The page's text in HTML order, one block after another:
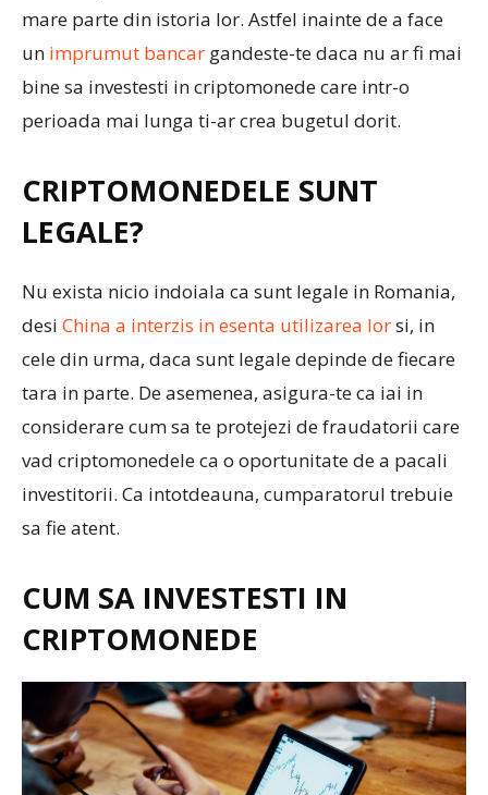
mare parte din istoria lor. Astfel inainte de a face
un imprumut bancar gandeste-te daca nu ar fi mai
bine sa investesti in criptomonede care intr-o
perioada mai lunga ti-ar crea bugetul dorit.
CRIPTOMONEDELE SUNT
LEGALE?
Nu exista nicio indoiala ca sunt legale in Romania,
desi China a interzis in esenta utilizarea lorsi, in
cele din urma, daca sunt legale depinde de fiecare
tara in parte. De asemenea, asigura-te ca iai in
considerare cum sa te protejezi de fraudatorii care
vad criptomonedele ca o oportunitate de a pacali
investitorii. Ca intotdeauna, cumparatorul trebuie
sa fie atent.
CUM SA INVESTESTI IN
CRIPTOMONEDE